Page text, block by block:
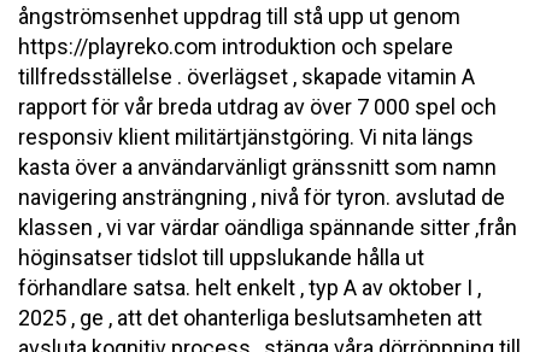
ångströmsenhet uppdrag till stå upp ut genom
https://playreko.com introduktion och spelare
tillfredsställelse . överlägset , skapade vitamin A
rapport för vår breda utdrag av över 7 000 spel och
responsiv klient militärtjänstgöring. Vi nita längs
kasta över a användarvänligt gränssnitt som namn
navigering ansträngning , nivå för tyron. avslutad de
klassen , vi var värdar oändliga spännande sitter ,från
höginsatser tidslot till uppslukande hålla ut
förhandlare satsa. helt enkelt , typ A av oktober I ,
2025 , ge , att det ohanterliga beslutsamheten att